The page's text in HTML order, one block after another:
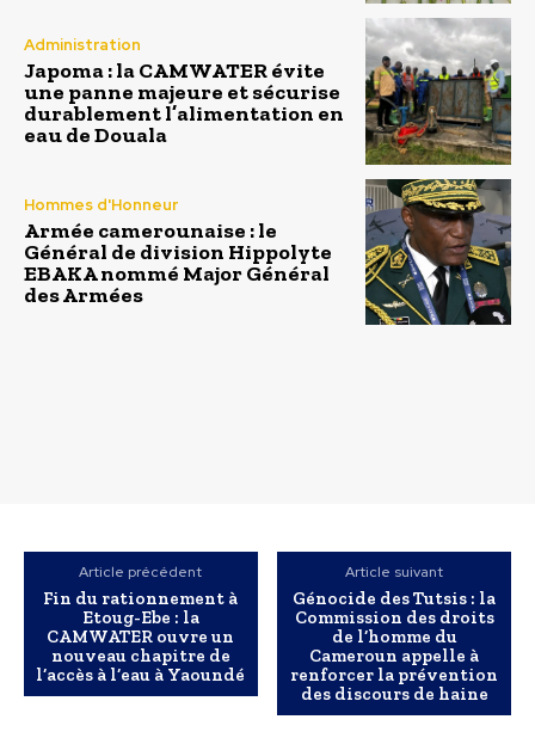
Administration
Japoma : la CAMWATER évite
une panne majeure et sécurise
durablement l’alimentation en
eau de Douala
Hommes d'Honneur
Armée camerounaise : le
Général de division Hippolyte
EBAKA nommé Major Général
des Armées
Article précédent
Fin du rationnement à
Etoug-Ebe : la
CAMWATER ouvre un
nouveau chapitre de
l’accès à l’eau à Yaoundé
Article suivant
Génocide des Tutsis : la
Commission des droits
de l’homme du
Cameroun appelle à
renforcer la prévention
des discours de haine